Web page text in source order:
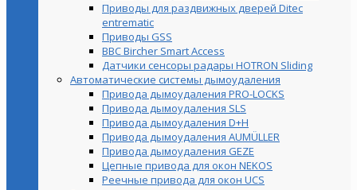
Приводы для раздвижных дверей Ditec
entrematic
Приводы GSS
BBC Bircher Smart Access
Датчики сенсоры радары HOTRON Sliding
Автоматические системы дымоудаления
Привода дымоудаления PRO-LOCKS
Привода дымоудаления SLS
Привода дымоудаления D+H
Привода дымоудаления AUMÜLLER
Привода дымоудаления GEZE
Цепные привода для окон NEKOS
Реечные привода для окон UСS